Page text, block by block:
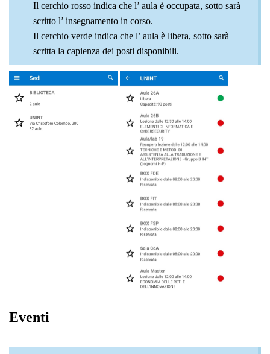
Il cerchio rosso indica che l’ aula è occupata, sotto sarà
scritto l’ insegnamento in corso.
Il cerchio verde indica che l’ aula è libera, sotto sarà
scritta la capienza dei posti disponibili.
Eventi